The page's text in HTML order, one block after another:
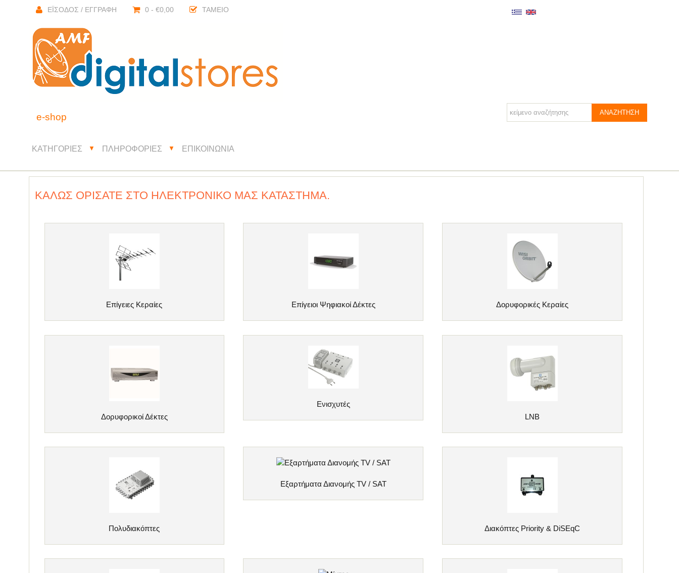
ΈΙΣΟΔΟΣ / ΕΓΓΡΑΦΉ 0 - €0,00 ΤΑΜΕΊΟ
e-shop
ΚΑΤΗΓΟΡΊΕΣ ▼ ΠΛΗΡΟΦΟΡΊΕΣ ▼ ΕΠΙΚΟΙΝΩΝΊΑ
ΚΑΛΏΣ ΟΡΊΣΑΤΕ ΣΤΟ ΗΛΕΚΤΡΟΝΙΚΌ ΜΑΣ ΚΑΤΆΣΤΗΜΑ.
Επίγειες Κεραίες Επίγειοι Ψηφιακοί Δέκτες Δορυφορικές Κεραίες
Δορυφορικοί Δέκτες
Ενισχυτές
LNB
Πολυδιακόπτες
Εξαρτήματα Διανομής TV / SAT
Διακόπτες Priority & DiSEqC